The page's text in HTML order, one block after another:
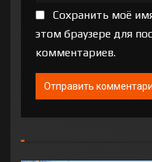
Сохранить моё
этом браузере для
комментариев.